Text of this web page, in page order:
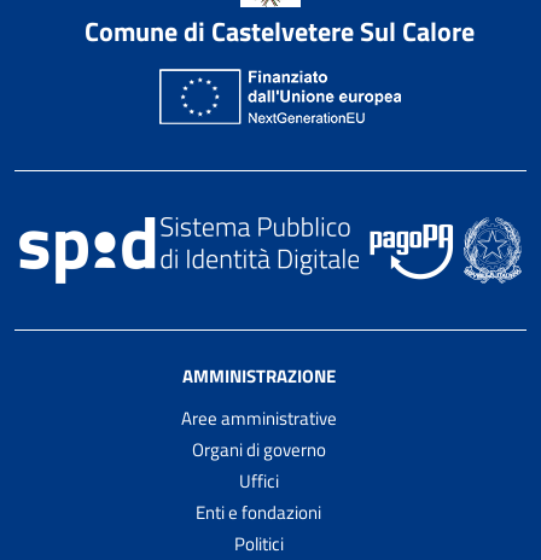
Comune di Castelvetere Sul Calore
AMMINISTRAZIONE
Aree amministrative
Organi di governo
Uffici
Enti e fondazioni
Politici